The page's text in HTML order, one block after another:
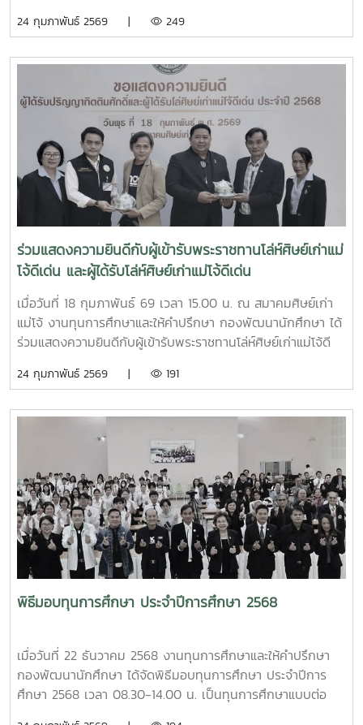
น. ณ โรงแรมแรมแบรนดท์ กรุงเทพฯ ตามกำหนดการที่แนบมา
24 กุมภาพันธ์ 2569 | 249
ร่วมแสดงความยินดีกับผู้เข้ารับพระราชทานโล่ห์ศิษย์เก่าแม่
โจ้ดีเด่น และผู้ได้รับโล่ห์ศิษย์เก่าแม่โจ้ดีเด่น
เมื่อวันที่ 18 กุมภาพันธ์ 69 เวลา 15.00 น. ณ สมาคมศิษย์เก่า
แม่โจ้ งานทุนการศึกษาและให้คำปรึกษา กองพัฒนานักศึกษา ได้
ร่วมแสดงความยินดีกับผู้เข้ารับพระราชทานโล่ห์ศิษย์เก่าแม่โจ้ดี
532. นายมานพ อมรอรช ศิษย์เก่าแม่โจ้ รุ่น 59และผู้ได้รับโล่ห์
รุ่น 54ทั้งนี้ ผู้ช่วยศาสตราจารย์ ดร.ประภากร ธาราฉาย รอง
อธิการบดี มหาวิทยาลัยแม่โจ้ และผู้ช่วยศาสตราจารย์ ว่าที่ร้อย
เอก ดร.จิระชัย ยมเกิด ผู้ช่วยอธิการบดี มหาวิทยาลัยแม่โจ้
พร้อมด้วยนางรุ่งนภา รินคำ ตำแหน่ง รักษาการในตำแหน่ง
หัวหน้างานทุนการศึกษาและให้คำปรึกษา นางสกุณา คุ้มนก
ตำแหน่งหัวหน้างานบริการและสวัสดิการนักศึกษา และบุคลากร
งานทุนการศึกษาและให้คำปรึกษา เข้าร่วมแสดง ความยินดีและ
มอบของที่ระลึกให้แก่ท่านทั้ง 3 ท่าน ในการนี้ ท่านเป็นผู้สนับสนุน
ทุนการศึกษา ให้แก่นักศึกษามหาวิทยาลัยแม่โจ้ ด้วยดีตลอดมา
24 กุมภาพันธ์ 2569 | 191
พิธีมอบทุนการศึกษา ประจำปีการศึกษา 2568
เมื่อวันที่ 22 ธันวาคม 2568 งานทุนการศึกษาและให้คำปรึกษา
กองพัฒนานักศึกษา ได้จัดพิธีมอบทุนการศึกษา ประจำปีการ
ศึกษา 2568 เวลา 08.30-14.00 น. เป็นทุนการศึกษาแบบต่อ